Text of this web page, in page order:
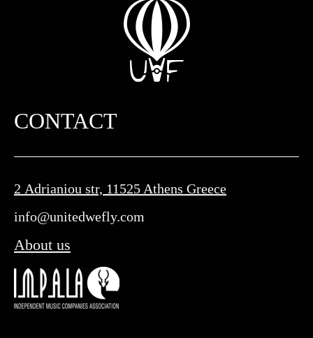
CONTACT
2 Adrianiou str, 11525 Athens Greece
info@unitedwefly.com​
About us